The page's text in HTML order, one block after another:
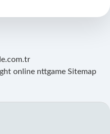
online nttgame Sitemap